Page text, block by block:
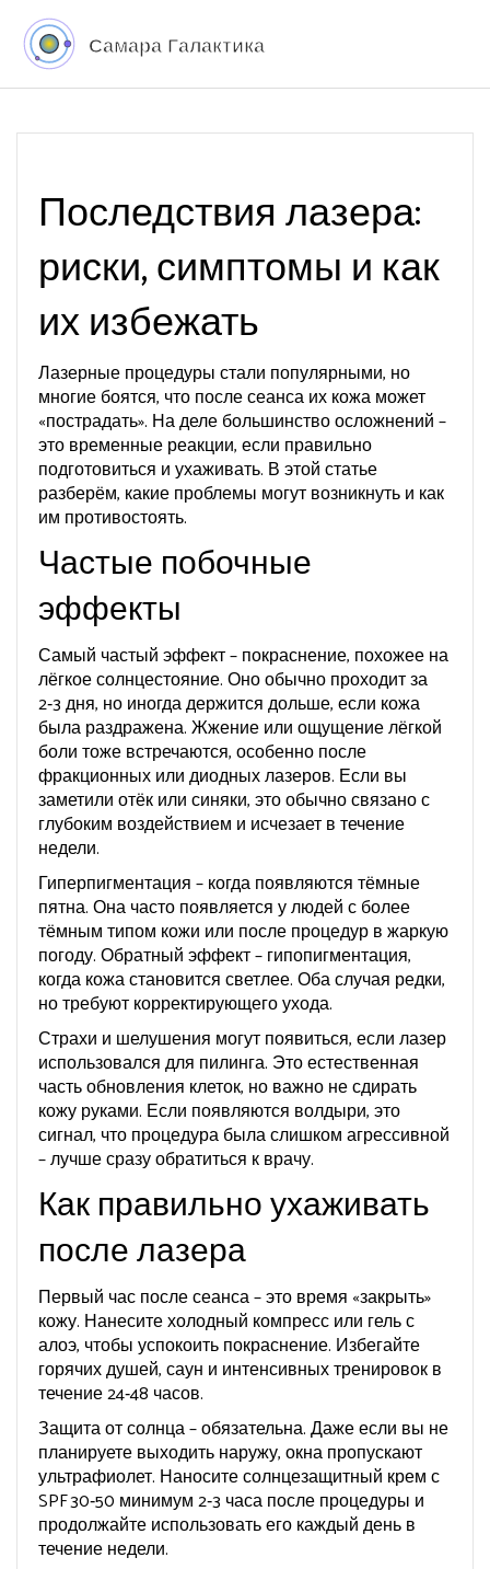
Последствия лазера:
риски, симптомы и как
их избежать
Лазерные процедуры стали популярными, но
многие боятся, что после сеанса их кожа может
«пострадать». На деле большинство осложнений –
это временные реакции, если правильно
подготовиться и ухаживать. В этой статье
разберём, какие проблемы могут возникнуть и как
им противостоять.
Частые побочные
эффекты
Самый частый эффект – покраснение, похожее на
лёгкое солнцестояние. Оно обычно проходит за
2‑3 дня, но иногда держится дольше, если кожа
была раздражена. Жжение или ощущение лёгкой
боли тоже встречаются, особенно после
фракционных или диодных лазеров. Если вы
заметили отёк или синяки, это обычно связано с
глубоким воздействием и исчезает в течение
недели.
Гиперпигментация – когда появляются тёмные
пятна. Она часто появляется у людей с более
тёмным типом кожи или после процедур в жаркую
погоду. Обратный эффект – гипопигментация,
когда кожа становится светлее. Оба случая редки,
но требуют корректирующего ухода.
Страхи и шелушения могут появиться, если лазер
использовался для пилинга. Это естественная
часть обновления клеток, но важно не сдирать
кожу руками. Если появляются волдыри, это
сигнал, что процедура была слишком агрессивной
– лучше сразу обратиться к врачу.
Как правильно ухаживать
после лазера
Первый час после сеанса – это время «закрыть»
кожу. Нанесите холодный компресс или гель с
алоэ, чтобы успокоить покраснение. Избегайте
горячих душей, саун и интенсивных тренировок в
течение 24‑48 часов.
Защита от солнца – обязательна. Даже если вы не
планируете выходить наружу, окна пропускают
ультрафиолет. Наносите солнцезащитный крем с
SPF 30‑50 минимум 2‑3 часа после процедуры и
продолжайте использовать его каждый день в
течение недели.